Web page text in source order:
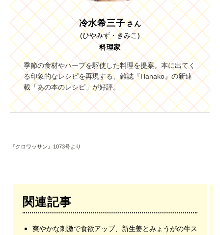
冷水希三子 さん
(ひやみず・きみこ)
料理家
季節の食材やハーブを駆使した料理を提案。本に出てく
る印象的なレシピを再現する、雑誌『Hanako』の新連
載「あの本のレシピ」が好評。
『クロワッサン』1073号より
関連記事
爽やかな刺激で食欲アップ、新生姜とみょうがの牛ス